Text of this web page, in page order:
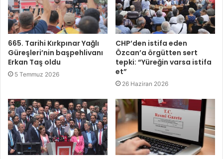
665. Tarihi Kırkpınar Yağlı
Güreşleri’nin başpehlivanı
Erkan Taş oldu
5 Temmuz 2026
CHP’den istifa eden
Özcan’a örgütten sert
tepki: “Yüreğin varsa istifa
et”
26 Haziran 2026